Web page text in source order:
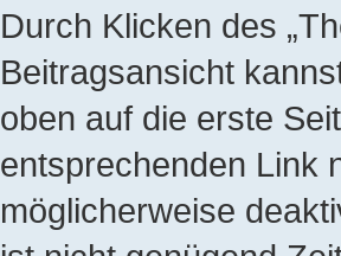
Durch Klicken des
Beitragsansicht
oben auf die erste
entsprechenden Link
möglicherweise